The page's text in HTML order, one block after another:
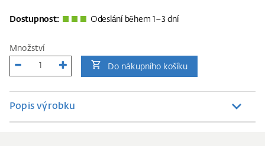
Dostupnost: Odeslání během 1–3 dní
Množství
Do nákupního košíku
Popis výrobku